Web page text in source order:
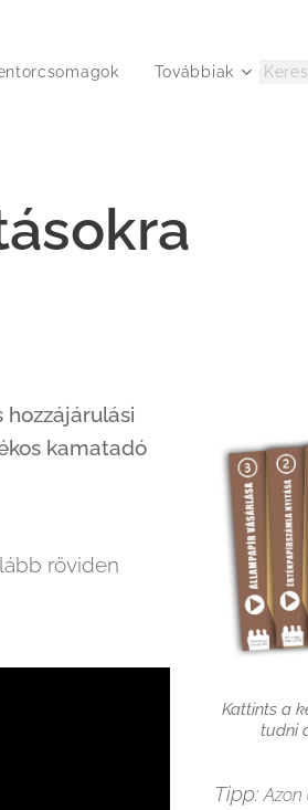
Továbbiak
hozzájárulási
kamatadó
röviden
Kattints a
tudni
Tipp: